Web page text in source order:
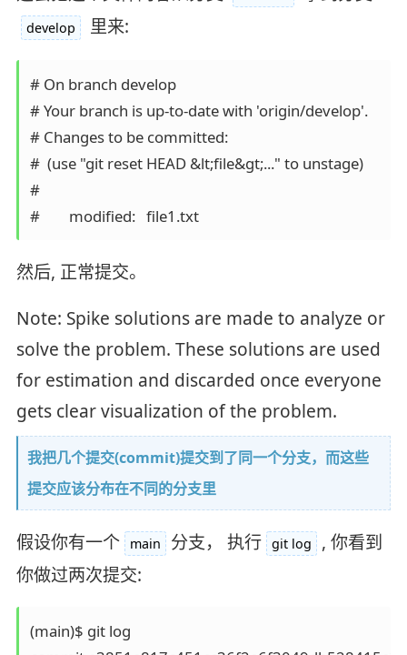
develop 里来:
# On branch develop
# Your branch is up-to-date with 'origin/develop'.
# Changes to be committed:
#  (use "git reset HEAD &lt;file&gt;..." to unstage)
#
#        modified:   file1.txt
然后, 正常提交。
Note: Spike solutions are made to analyze or
solve the problem. These solutions are used
for estimation and discarded once everyone
gets clear visualization of the problem.
我把几个提交(commit)提交到了同一个分支，而这些
提交应该分布在不同的分支里
假设你有一个 main 分支， 执行 git log
, 你看到
你做过两次提交:
(main)$ git log